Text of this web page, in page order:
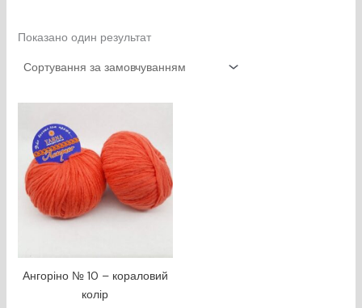
Показано один результат
Ангоріно № 10 – кораловий
колір